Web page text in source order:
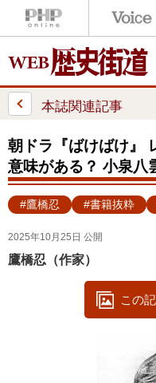
本誌関連記事
朝ドラ『ばけばけ』
意味がある？ 小泉八
#鷹橋忍 #書籍抜粋
2025年10月25日 公開
鷹橋忍（作家）
この